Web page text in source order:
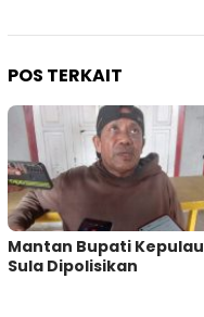
POS TERKAIT
Mantan Bupati
Sula Dipolisikan